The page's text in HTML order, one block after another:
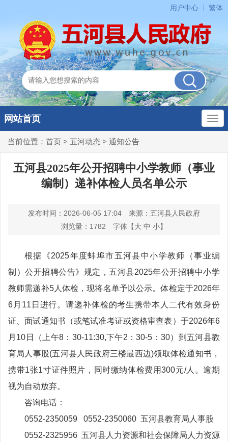
用户中心 繁体
网站首页
当前位置： 首页 > 五河动态 > 通知公告
五河县2025年公开招聘中小学教师（事业
编制）递补体检人员名单公示
发布时间：2026-06-05 17:04
来源：五河县人民政府
浏览量： 1782 字体【大 中 小】
根据《2025年度蚌埠市五河县中小学教师（事业编
制）公开招聘公告》规定，五河县2025年公开招聘中小学
教师需递补5人体检，现将名单予以公示。体检定于2026年
6月11日进行。请递补体检的考生携带本人二代有效身份
证、面试通知书（或笔试准考证或资格审查表）于2026年6
月10日（上午8：30-11:30,下午2：30-5：30）到五河县教
育局人事股(五河县人民政府三楼最西边)领取体检通知书，
携带1张1寸证件照片，同时缴纳体检费用300元/人。逾期
视为自动放弃。
咨询电话：
0552-2350059 0552-2350060 五河县教育局人事股
0552-2325956 五河县人力资源和社会保障局人力资源